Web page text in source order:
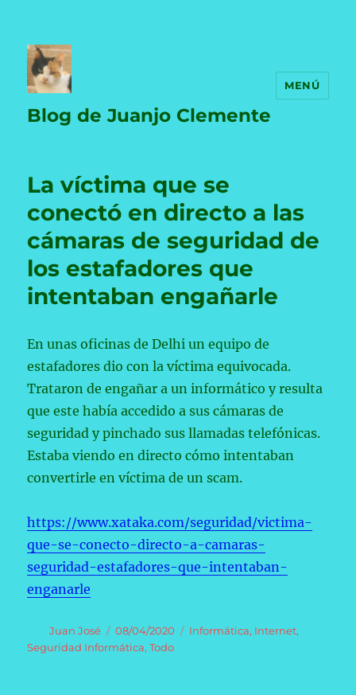
Blog de Juanjo Clemente
MENÚ
La víctima que se
conectó en directo a las
cámaras de seguridad de
los estafadores que
intentaban engañarle
En unas oficinas de Delhi un equipo de
estafadores dio con la víctima equivocada.
Trataron de engañar a un informático y resulta
que este había accedido a sus cámaras de
seguridad y pinchado sus llamadas telefónicas.
Estaba viendo en directo cómo intentaban
convertirle en víctima de un scam.
https://www.xataka.com/seguridad/victima-
que-se-conecto-directo-a-camaras-
seguridad-estafadores-que-intentaban-
enganarle
Autor
Juan José
Publicado
el
08/04/2020 Categorías
Informática, Internet,
Seguridad Informática,Todo